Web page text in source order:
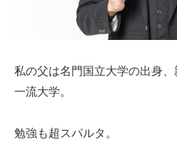
私の父は名門国立大学の出身
一流大学。
勉強も超スパルタ。